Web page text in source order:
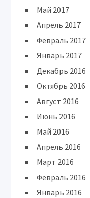
Май 2017
Апрель 2017
Февраль 2017
Январь 2017
Декабрь 2016
Октябрь 2016
Август 2016
Июнь 2016
Май 2016
Апрель 2016
Март 2016
Февраль 2016
Январь 2016